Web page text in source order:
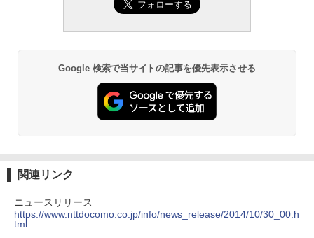
Google 検索で当サイトの記事を優先表示させる
関連リンク
ニュースリリース
https://www.nttdocomo.co.jp/info/news_release/2014/10/30_00.h
tml